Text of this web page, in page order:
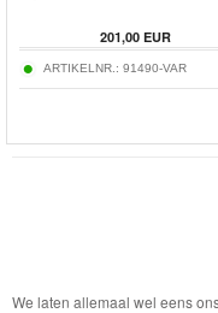
201,00 EUR
ARTIKELNR.: 91490-VAR
We laten allemaal wel eens